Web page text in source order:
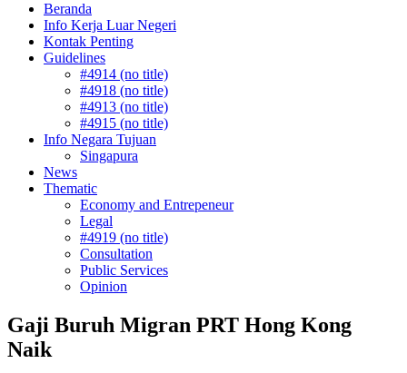
Beranda
Info Kerja Luar Negeri
Kontak Penting
Guidelines
#4914 (no title)
#4918 (no title)
#4913 (no title)
#4915 (no title)
Info Negara Tujuan
Singapura
News
Thematic
Economy and Entrepeneur
Legal
#4919 (no title)
Consultation
Public Services
Opinion
Gaji Buruh Migran PRT Hong Kong
Naik